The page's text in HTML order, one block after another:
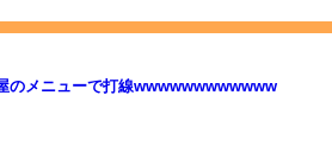
のメニューで打線wwwwwwwwwwww